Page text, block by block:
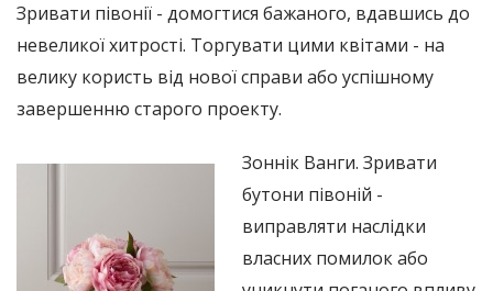
Зривати півонії - домогтися бажаного, вдавшись до
невеликої хитрості. Торгувати цими квітами - на
велику користь від нової справи або успішному
завершенню старого проекту.
Зоннік Ванги. Зривати
бутони півоній -
виправляти наслідки
власних помилок або